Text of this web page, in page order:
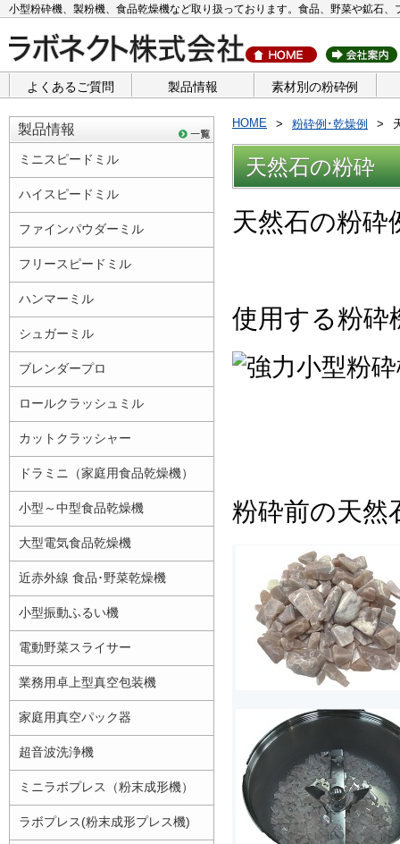
小型粉砕機、製粉機、食品乾燥機など取り扱っております。食品、野菜や鉱石
よくあるご質問 製品情報 素材別の粉砕例
HOME 粉砕例･乾燥例
天然石の粉砕
天然石の粉砕
使用する粉
粉砕前の天然
製品情報
ミニスピードミル
ハイスピードミル
ファインパウダーミル
フリースピードミル
ハンマーミル
シュガーミル
ブレンダープロ
ロールクラッシュミル
カットクラッシャー
ドラミニ（家庭用食品乾燥機）
小型～中型食品乾燥機
大型電気食品乾燥機
近赤外線 食品･野菜乾燥機
小型振動ふるい機
電動野菜スライサー
業務用卓上型真空包装機
家庭用真空パック器
超音波洗浄機
ミニラボプレス（粉末成形機）
ラボプレス(粉末成形プレス機)